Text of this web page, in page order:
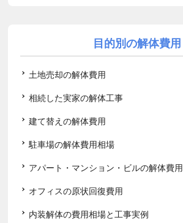
目的別の解体費用
土地売却の解体費用
相続した実家の解体工事
建て替えの解体費用
駐車場の解体費用相場
アパート・マンション・ビルの解体費用
オフィスの原状回復費用
内装解体の費用相場と工事実例